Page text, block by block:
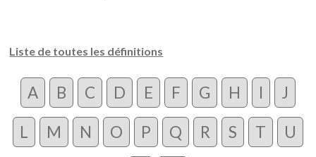
Liste de toutes les définitions
A B C D E F G H I J
L M N O P Q R S T U